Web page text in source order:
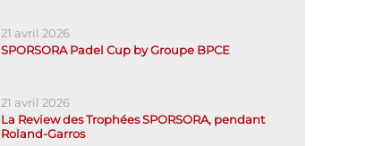
21 avril 2026
SPORSORA Padel Cup by Groupe BPCE
21 avril 2026
La Review des Trophées SPORSORA, pendant
Roland-Garros